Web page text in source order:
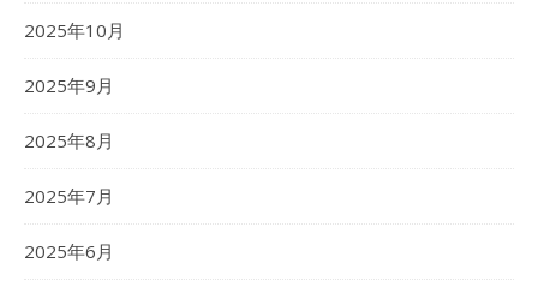
2025年10月
2025年9月
2025年8月
2025年7月
2025年6月